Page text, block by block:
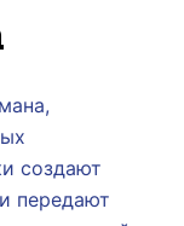
создают
передают